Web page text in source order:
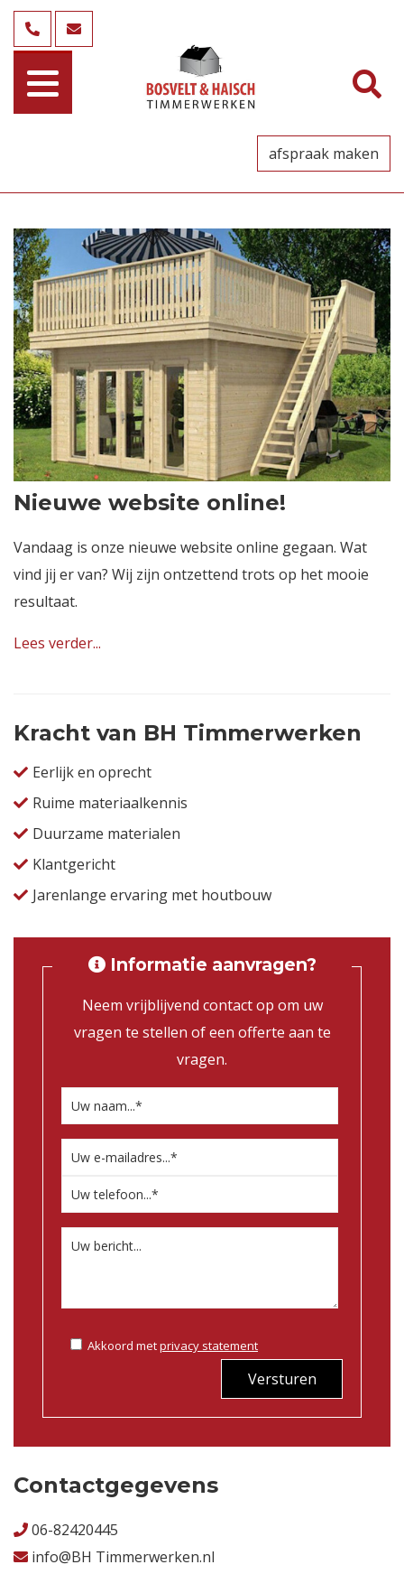
afspraak maken
Nieuwe website online!
Vandaag is onze nieuwe website online gegaan. Wat
vind jij er van? Wij zijn ontzettend trots op het mooie
resultaat.
Lees verder...
Kracht van BH Timmerwerken
Eerlijk en oprecht
Ruime materiaalkennis
Duurzame materialen
Klantgericht
Jarenlange ervaring met houtbouw
Informatie aanvragen?
Neem vrijblijvend contact op om uw
vragen te stellen of een offerte aan te
vragen.
Akkoord metprivacy statement
Versturen
Contactgegevens
06-82420445
info@BH Timmerwerken.nl